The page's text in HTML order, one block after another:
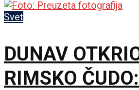
Svet
DUNAV
RIMSKO